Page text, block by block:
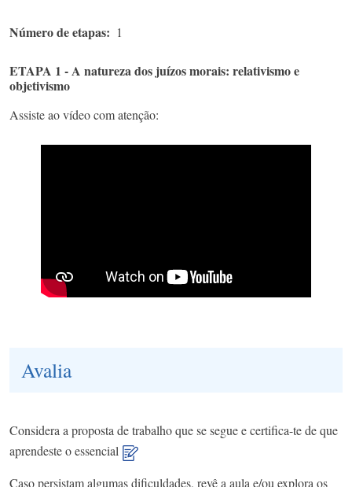
Número de etapas 1
ETAPA 1 - A natureza dos juízos morais: relativismo e
objetivismo
Assiste ao vídeo com atenção:
Avalia
Considera a proposta de trabalho que se segue e certifica-te de que
aprendeste o essencial
Caso persistam algumas dificuldades, revê a aula e/ou explora os